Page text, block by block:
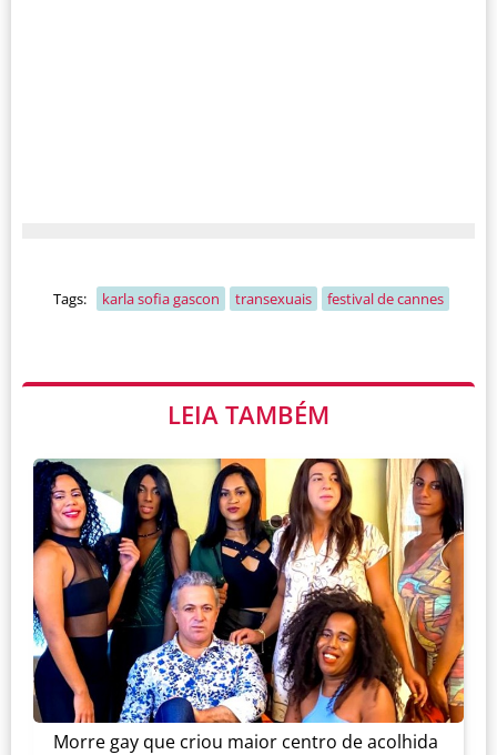
Tags: karla sofia gascon transexuais festival de cannes
LEIA TAMBÉM
Morre gay que criou maior centro de acolhida